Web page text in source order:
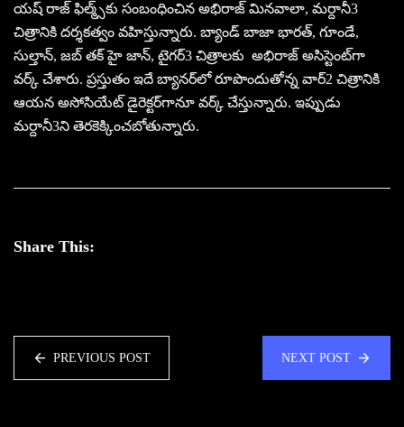
య‌ష్ రాజ్ ఫిల్మ్స్‌కు సంబంధించిన అభిరాజ్ మిన‌వాలా, మ‌ర్దానీ3
చిత్రానికి ద‌ర్శ‌క‌త్వం వ‌హిస్తున్నారు. బ్యాండ్ బాజా భార‌త్‌, గూండే,
సుల్తాన్‌, జ‌బ్ త‌క్ హై జాన్, టైగ‌ర్‌3 చిత్రాల‌కు అభిరాజ్ అసిస్టెంట్‌గా
వ‌ర్క్ చేశారు. ప్ర‌స్తుతం ఇదే బ్యాన‌ర్‌లో రూపొందుతోన్న వార్‌2 చిత్రానికి
ఆయ‌న అసోసియేట్ డైరెక్ట‌ర్‌గానూ వ‌ర్క్ చేస్తున్నారు. ఇప్పుడు
మ‌ర్దానీ3ని తెర‌కెక్కించ‌బోతున్నారు.
Share This:
PREVIOUS POST NEXT POST